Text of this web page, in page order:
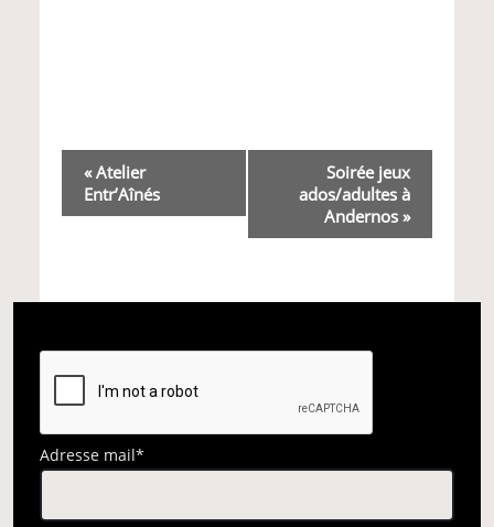
Navigation
Évènement
«Atelier
Entr’Aînés
Soirée jeux
ados/adultes à
Andernos »
Adresse mail*